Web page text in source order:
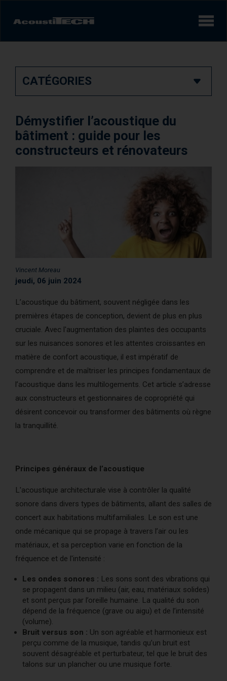
Services et solutions
Vidéos
Réalisations/Études de cas
AcoustiINDEX
AcoustiCONDO Où acheter
À propos
Démystifier l’acoustique du
bâtiment : guide pour les
constructeurs et rénovateurs
Vincent Moreau
jeudi, 06 juin 2024
L’acoustique du bâtiment, souvent négligée dans les
premières étapes de conception, devient de plus en plus
cruciale. Avec l'augmentation des plaintes des occupants
sur les nuisances sonores et les attentes croissantes en
matière de confort acoustique, il est impératif de
comprendre et de maîtriser les principes fondamentaux de
l’acoustique dans les multilogements. Cet article s’adresse
aux constructeurs et gestionnaires de copropriété qui
désirent concevoir ou transformer des bâtiments où règne
la tranquillité.
Principes généraux de l’acoustique
L'acoustique architecturale vise à contrôler la qualité
sonore dans divers types de bâtiments, allant des salles de
concert aux habitations multifamiliales. Le son est une
onde mécanique qui se propage à travers l’air ou les
matériaux, et sa perception varie en fonction de la
fréquence et de l'intensité :
Les ondes sonores : Les sons sont des vibrations qui
se propagent dans un milieu (air, eau, matériaux solides)
et sont perçus par l’oreille humaine. La qualité du son
dépend de la fréquence (grave ou aigu) et de l’intensité
(volume).
Bruit versus son : Un son agréable et harmonieux est
perçu comme de la musique, tandis qu’un bruit est
souvent désagréable et perturbateur, tel que le bruit des
talons sur un plancher ou une musique forte.
CATÉGORIES